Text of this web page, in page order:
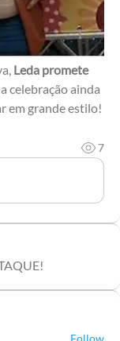
Leda promete
celebração ainda
em grande estilo!
7
Follow